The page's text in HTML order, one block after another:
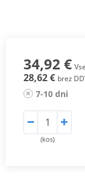
34,92 €
28,62 € brez
7-10 dni
(kos)